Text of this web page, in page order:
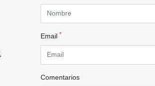
Email *
Comentarios